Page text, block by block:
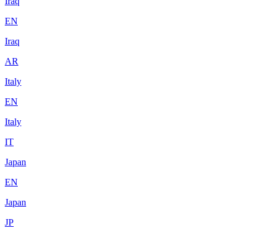
EN
Iraq
AR
Italy
EN
Italy
IT
Japan
EN
Japan
JP